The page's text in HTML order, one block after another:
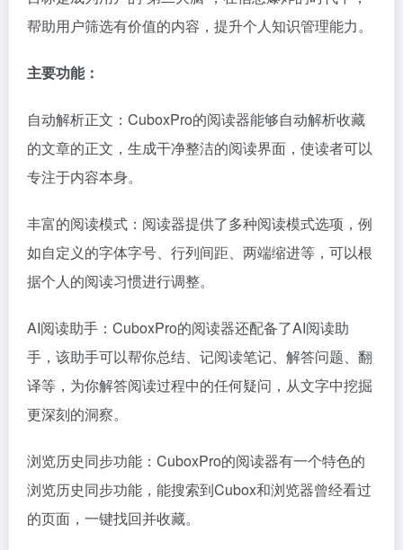
帮助用户筛选有价值的内容，提升个人知识管理能力。
主要功能：
自动解析正文：CuboxPro的阅读器能够自动解析收藏
的文章的正文，生成干净整洁的阅读界面，使读者可以
专注于内容本身。
丰富的阅读模式：阅读器提供了多种阅读模式选项，例
如自定义的字体字号、行列间距、两端缩进等，可以根
据个人的阅读习惯进行调整。
AI阅读助手：CuboxPro的阅读器还配备了AI阅读助
手，该助手可以帮你总结、记阅读笔记、解答问题、翻
译等，为你解答阅读过程中的任何疑问，从文字中挖掘
更深刻的洞察。
浏览历史同步功能：CuboxPro的阅读器有一个特色的
浏览历史同步功能，能搜索到Cubox和浏览器曾经看过
的页面，一键找回并收藏。